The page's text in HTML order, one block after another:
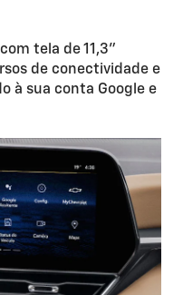
tela de 11,3”
de conectividade e
à sua conta Google e